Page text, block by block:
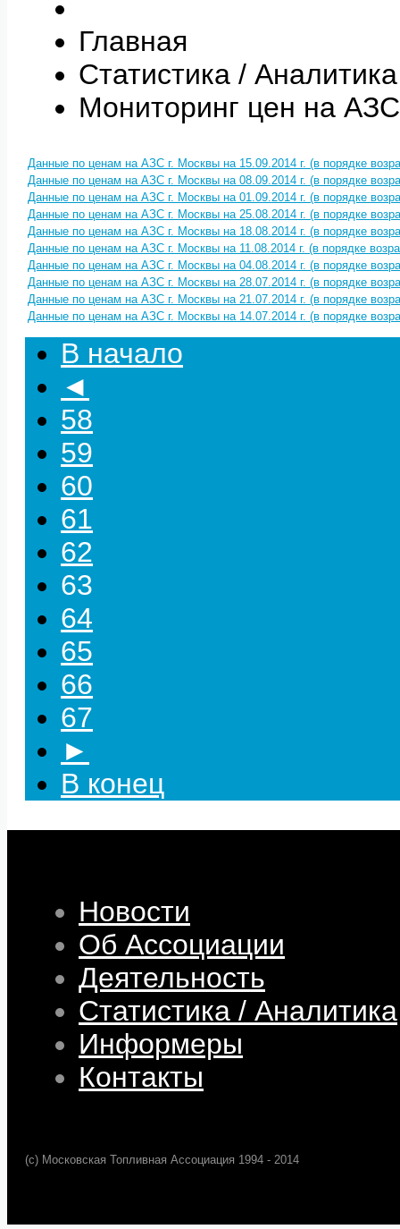
Главная
Статистика / Аналитика
Мониторинг цен на
Данные по ценам на АЗС г. Москвы на 15.09.2014 г. (в порядке
Данные по ценам на АЗС г. Москвы на 08.09.2014 г. (в порядке
Данные по ценам на АЗС г. Москвы на 01.09.2014 г. (в порядке
Данные по ценам на АЗС г. Москвы на 25.08.2014 г. (в порядке
Данные по ценам на АЗС г. Москвы на 18.08.2014 г. (в порядке
Данные по ценам на АЗС г. Москвы на 11.08.2014 г. (в порядке
Данные по ценам на АЗС г. Москвы на 04.08.2014 г. (в порядке
Данные по ценам на АЗС г. Москвы на 28.07.2014 г. (в порядке
Данные по ценам на АЗС г. Москвы на 21.07.2014 г. (в порядке
Данные по ценам на АЗС г. Москвы на 14.07.2014 г. (в порядке
В начало
◄
58
59
60
61
62
63
64
65
66
67
►
В конец
Новости
Об Ассоциации
Деятельность
Статистика / Аналитика
Информеры
Контакты
(c) Московская Топливная Ассоциация 1994 - 2014